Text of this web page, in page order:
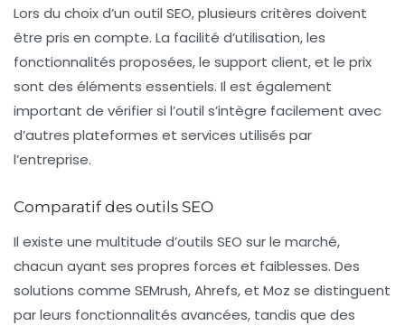
Lors du choix d’un outil SEO, plusieurs critères doivent
être pris en compte. La facilité d’utilisation, les
fonctionnalités proposées, le support client, et le prix
sont des éléments essentiels. Il est également
important de vérifier si l’outil s’intègre facilement avec
d’autres plateformes et services utilisés par
l’entreprise.
Comparatif des outils SEO
Il existe une multitude d’outils SEO sur le marché,
chacun ayant ses propres forces et faiblesses. Des
solutions comme SEMrush, Ahrefs, et Moz se distinguent
par leurs fonctionnalités avancées, tandis que des